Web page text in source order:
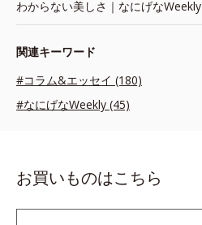
わからない美しさ｜なにげなWeekly
関連キーワード
#コラム&エッセイ (180)
#なにげなWeekly (45)
お買いものはこちら